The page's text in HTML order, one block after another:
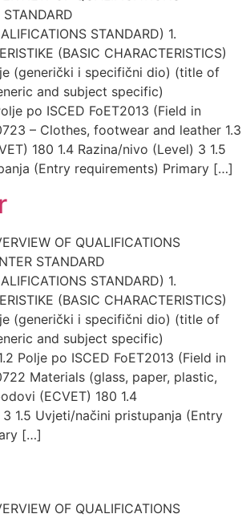
STANDARD) 1.
(BASIC CHARACTERISTICS)
(generički i specifični dio) (title of
and subject specific)
po ISCED FoET2013 (Field in
– Clothes, footwear and leather 1.3
180 1.4 Razina/nivo (Level) 3 1.5
(Entry requirements) Primary […]
OF QUALIFICATIONS
STANDARD
STANDARD) 1.
(BASIC CHARACTERISTICS)
(generički i specifični dio) (title of
and subject specific)
Polje po ISCED FoET2013 (Field in
Materials (glass, paper, plastic,
(ECVET) 180 1.4
1.5 Uvjeti/načini pristupanja (Entry
[…]
OF QUALIFICATIONS